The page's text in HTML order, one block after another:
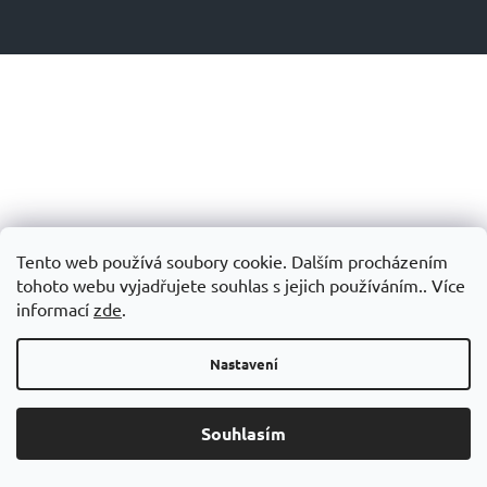
Tento web používá soubory cookie. Dalším procházením
tohoto webu vyjadřujete souhlas s jejich používáním.. Více
informací zde.
Nastavení
Souhlasím